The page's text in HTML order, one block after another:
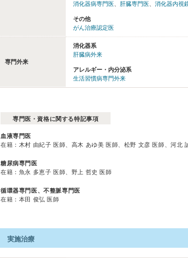
消化器病専門医、 肝臓専門医、 消化器内視
その他
がん治療認定医
専門外来
消化器系
肝臓病外来
アレルギー・内分泌系
生活習慣病専門外来
専門医・資格に関する特記事項
血液専門医
在籍：木村 由紀子 医師、高木 あゆ美 医師、松野 文彦 医師、河北
糖尿病専門医
在籍：魚永 多恵子 医師、野上 哲史 医師
循環器専門医、不整脈専門医
在籍：本田 俊弘 医師
実施治療